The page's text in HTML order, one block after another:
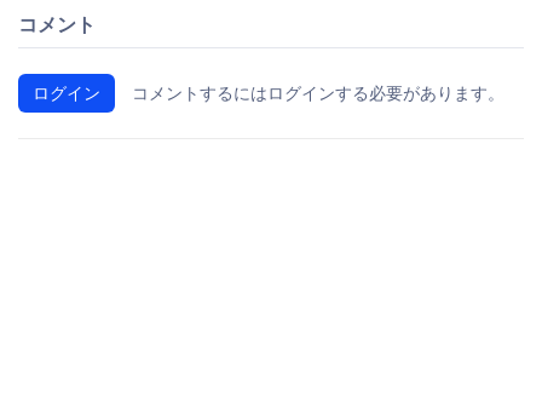
コメント
ログイン コメントするにはログインする必要があります。